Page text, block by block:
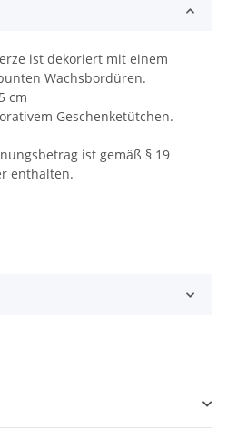
ist dekoriert mit einem
Wachsbordüren.
cm
Geschenketütchen.
ist gemäß § 19
enthalten.